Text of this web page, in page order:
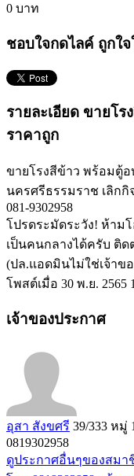
0 บาท
ชอบใจกดไลค์ ถูกใ
รายละเอียด ขายโร
ราคาถูก
ขายโรงสีข้าว พร้อมตู้อ
นครศรีธรรมราช เลิกกิ
081-9302958
โปรดระมัดระวัง! ห้าม
เป็นคนกลางได้ครับ ติด
(ปล.แอดมินไม่ใช่เจ้าข
โพสต์เมื่อ 30 พ.ย. 2565
เจ้าของประกาศ
อุสา สังขศรี 39/333 หมู่
0819302958
ดูประกาศอื่นๆของสม